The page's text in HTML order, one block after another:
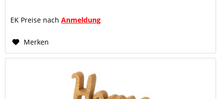
EK Preise nachAnmeldung
Merken